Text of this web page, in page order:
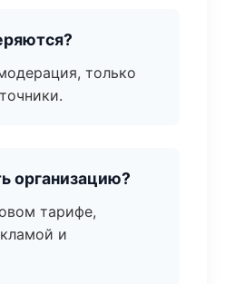
только
организацию?
тарифе,
и